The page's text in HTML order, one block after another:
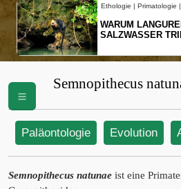
Ethologie | Primatologie |
WARUM
SALZWASSER
Semnopithecus
Paläontologie Evolution
Semnopithecus natunae ist eine